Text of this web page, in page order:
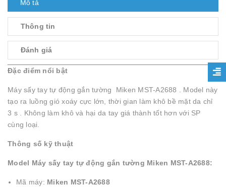
Mô tả
Thông tin
Đánh giá
Đặc điểm nổi bật
Máy sấy tay tự động gắn tường Miken MST-A2688 . Model này
tạo ra luồng gió xoáy cực lớn, thời gian làm khô bề mặt da chỉ
3 s . Không làm khô và hại da tay giá thành tốt hơn với SP
cùng loại.
Thông số kỹ thuật
Model Máy sấy tay tự động gắn tường Miken MST-A2688:
Mã máy: Miken MST-A2688